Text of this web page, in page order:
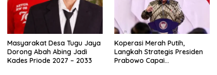
Masyarakat Desa Tugu Jaya
Dorong Abah Abing Jadi
Kades Priode 2027 – 2033
Koperasi Merah Putih,
Langkah Strategis Presiden
Prabowo Capai